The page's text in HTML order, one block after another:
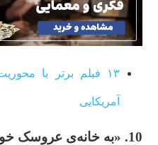
۱۳ فیلم برتر با
آمریکایی